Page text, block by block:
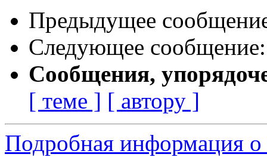
Предыдущее
Следующее
Сообщения,
[ теме ] [ автору ]
Подробная информация о